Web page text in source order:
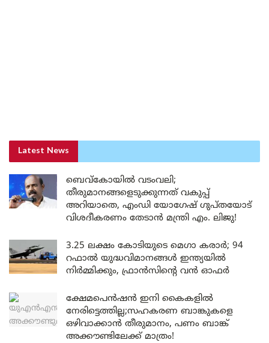
Latest News
ബെവ്കോയിൽ വടംവലി;
തീരുമാനങ്ങളെടുക്കുന്നത് വകുപ്പ്
അറിയാതെ, എംഡി യോഗേഷ് ഗുപ്തയോട്
വിശദീകരണം തേടാൻ മന്ത്രി എം. ലിജു!
3.25 ലക്ഷം കോടിയുടെ മെഗാ കരാർ; 94
റഫാൽ യുദ്ധവിമാനങ്ങൾ ഇന്ത്യയിൽ
നിർമ്മിക്കും, ഫ്രാൻസിന്റെ വൻ ഓഫർ
ക്ഷേമപെൻഷൻ ഇനി കൈകളിൽ
നേരിട്ടെത്തില്ല;സഹകരണ ബാങ്കുകളെ
ഒഴിവാക്കാൻ തീരുമാനം, പണം ബാങ്ക്
അക്കൗണ്ടിലേക്ക് മാത്രം!